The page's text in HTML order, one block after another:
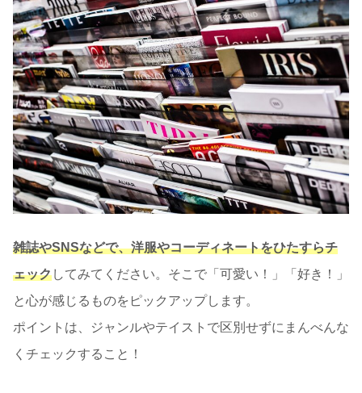
雑誌やSNSなどで、洋服やコーディネートをひたすらチ
ェックしてみてください。そこで「可愛い！」「好き！」
と心が感じるものをピックアップします。
ポイントは、ジャンルやテイストで区別せずにまんべんな
くチェックすること！